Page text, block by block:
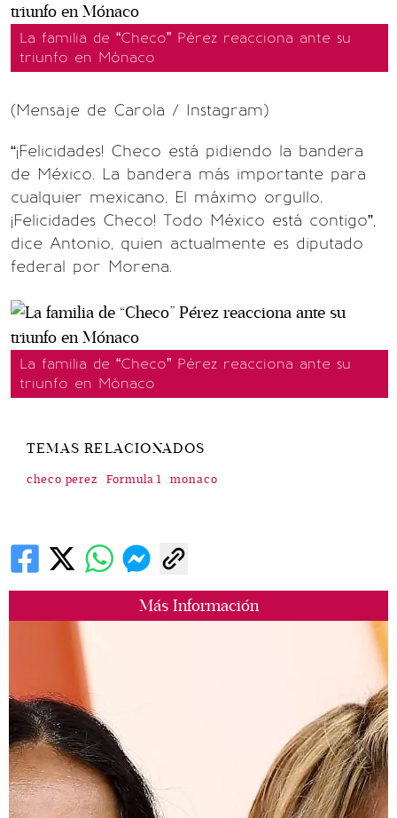
Más Información
La familia de “Checo” Pérez reacciona ante su
triunfo en Mónaco
(Mensaje de Carola / Instagram)
“¡Felicidades! Checo está pidiendo la bandera
de México. La bandera más importante para
cualquier mexicano. El máximo orgullo.
¡Felicidades Checo! Todo México está contigo”,
dice Antonio, quien actualmente es diputado
federal por Morena.
La familia de “Checo” Pérez reacciona ante su
triunfo en Mónaco
TEMAS RELACIONADOS
checo perez Formula 1 monaco